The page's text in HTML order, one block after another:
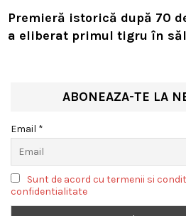
Premieră istorică după 70
a eliberat primul tigru în
ABONEAZA-TE LA
Email *
Sunt de acord cu termenii si
confidentialitate